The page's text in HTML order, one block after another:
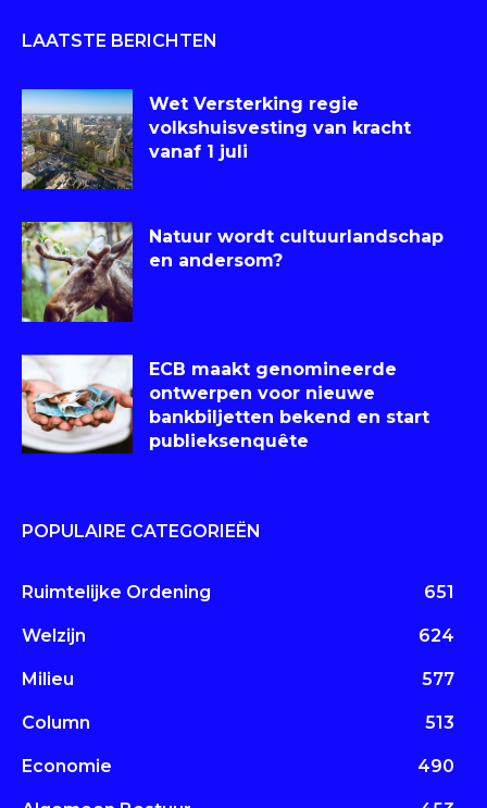
LAATSTE BERICHTEN
Wet Versterking regie
volkshuisvesting van kracht
vanaf 1 juli
Natuur wordt cultuurlandschap
en andersom?
ECB maakt genomineerde
ontwerpen voor nieuwe
bankbiljetten bekend en start
publieksenquête
POPULAIRE CATEGORIEËN
Ruimtelijke Ordening 651
Welzijn 624
Milieu 577
Column 513
Economie 490